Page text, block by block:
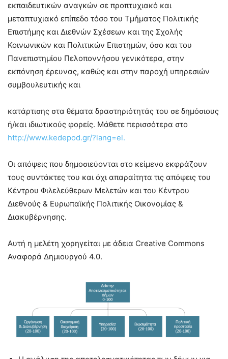
εκπαιδευτικών αναγκών σε προπτυχιακό και
μεταπτυχιακό επίπεδο τόσο του Τμήματος Πολιτικής
Επιστήμης και Διεθνών Σχέσεων και της Σχολής
Κοινωνικών και Πολιτικών Επιστημών, όσο και του
Πανεπιστημίου Πελοποννήσου γενικότερα, στην
εκπόνηση έρευνας, καθώς και στην παροχή υπηρεσιών
συμβουλευτικής και
κατάρτισης στα θέματα δραστηριότητάς του σε δημόσιους
ή/και ιδιωτικούς φορείς. Μάθετε περισσότερα στο
http://www.kedepod.gr/?lang=el.
Οι απόψεις που δημοσιεύονται στο κείμενο εκφράζουν
τους συντάκτες του και όχι απαραίτητα τις απόψεις του
Κέντρου Φιλελεύθερων Μελετών και του Κέντρου
Διεθνούς & Ευρωπαϊκής Πολιτικής Οικονομίας &
Διακυβέρνησης.
Αυτή η μελέτη χορηγείται με άδεια Creative Commons
Αναφορά Δημιουργού 4.0.